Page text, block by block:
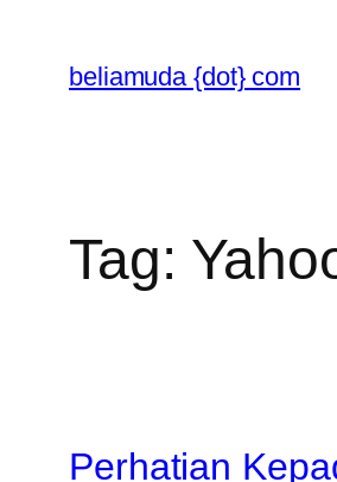
content
beliamuda {dot} com
Tag:
Perhatian